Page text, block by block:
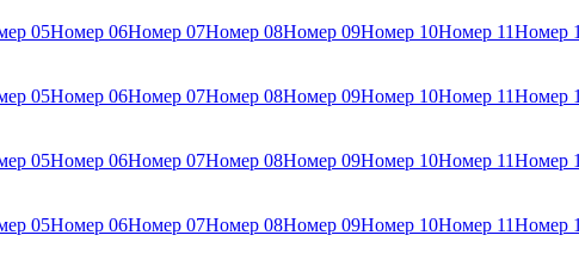
05Номер 06Номер 07Номер 08Номер 09Номер 10Номер 11Номер
05Номер 06Номер 07Номер 08Номер 09Номер 10Номер 11Номер
05Номер 06Номер 07Номер 08Номер 09Номер 10Номер 11Номер
05Номер 06Номер 07Номер 08Номер 09Номер 10Номер 11Номер